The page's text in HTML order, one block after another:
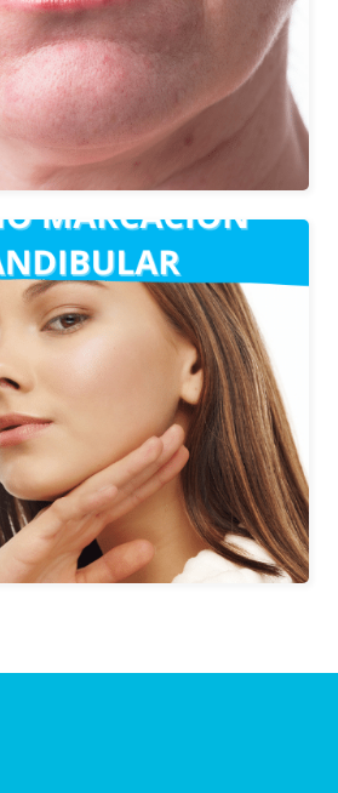
retraído, aportando
y armonía al rostro.
facial que mejora el
la mandíbula y ofrece así,
armonía a los rasgos
así el rostro.